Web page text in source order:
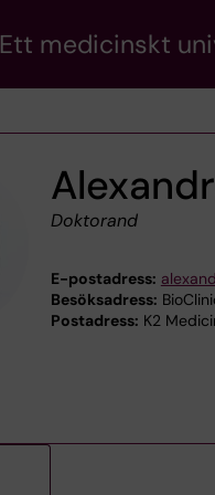
Ett medicinskt
Doktorand
E-postadress:
Besöksadress:
Postadress: K2